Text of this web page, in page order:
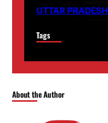
UTTAR PRADESH
Tags
About the Author